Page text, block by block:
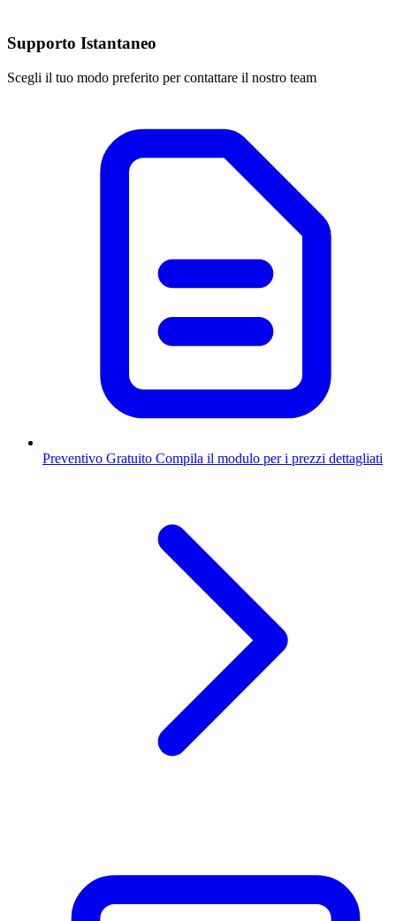
Supporto Istantaneo
Scegli il tuo modo preferito per contattare il nostro team
Preventivo Gratuito Compila il modulo per i prezzi dettagliati